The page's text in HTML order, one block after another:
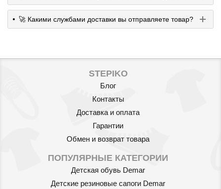
🚀 Какими службами доставки вы отправляете товар?
STEPIKO
Блог
Контакты
Доставка и оплата
Гарантии
Обмен и возврат товара
ПОПУЛЯРНЫЕ КАТЕГОРИИ
Детская обувь Demar
Детские резиновые сапоги Demar